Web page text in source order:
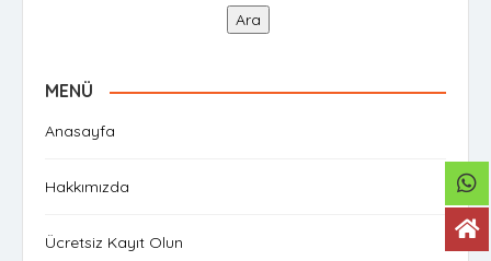
Ara
MENÜ
Anasayfa
Hakkımızda
Ücretsiz Kayıt Olun